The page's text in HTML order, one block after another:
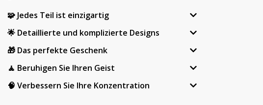
🧩 Jedes Teil ist einzigartig
🌟 Detaillierte und komplizierte Designs
🎁 Das perfekte Geschenk
🧘 Beruhigen Sie Ihren Geist
🧠 Verbessern Sie Ihre Konzentration